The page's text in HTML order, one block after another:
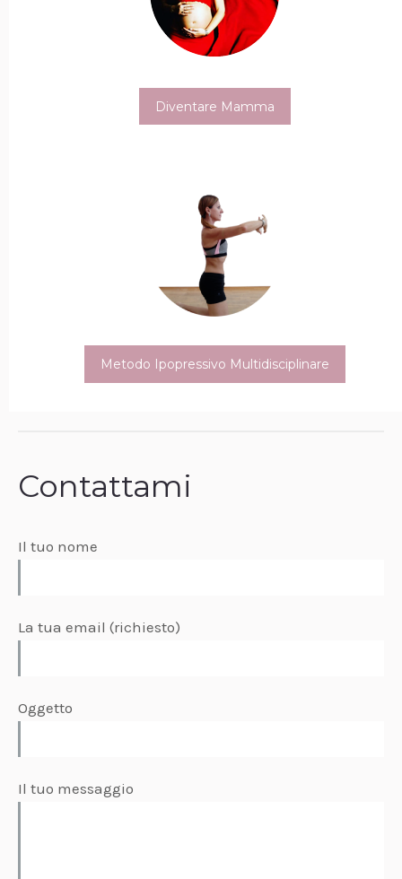
Diventare Mamma
Metodo Ipopressivo Multidisciplinare
Contattami
Il tuo nome
La tua email (richiesto)
Oggetto
Il tuo messaggio